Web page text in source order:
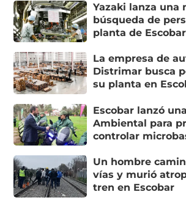
Yazaki lanza una
búsqueda de
planta de Escobar
La empresa de
Distrimar busca
su planta en
Escobar lanzó
Ambiental para
controlar
Un hombre
vías y murió
tren en Escobar